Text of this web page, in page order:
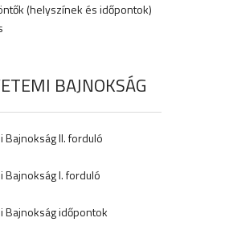
(helyszínek és időpontok)
BAJNOKSÁG
Bajnokság II. forduló
Bajnokság I. forduló
Bajnokság időpontok